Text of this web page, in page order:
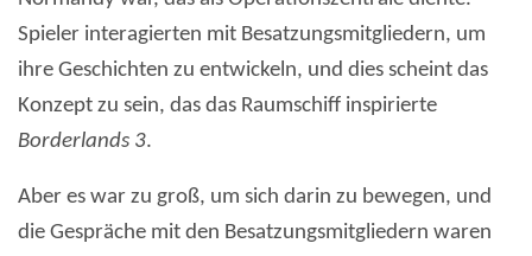
Spieler interagierten mit Besatzungsmitgliedern, um
ihre Geschichten zu entwickeln, und dies scheint das
Konzept zu sein, das das Raumschiff inspirierte
Borderlands 3.
Aber es war zu groß, um sich darin zu bewegen, und
die Gespräche mit den Besatzungsmitgliedern waren